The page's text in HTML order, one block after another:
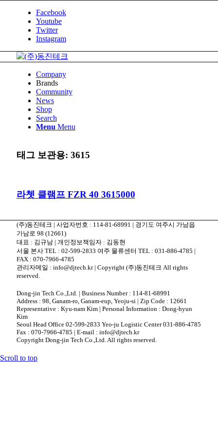
Facebook
Youtube
Twitter
Instagram
Company
Brands
Community
News
Shop
Search
Menu Menu
태그 보관용: 3615
라쳇 클램프 FZR 40 3615000
(주)동진테크 | 사업자번호 : 114-81-68991 | 경기도 여주시 가남읍
가남로 98 (12661)
대표 : 김규남 | 개인정보책임자 : 김동현
서울 본사 TEL : 02-599-2833 여주 물류센터 TEL : 031-886-4785 |
FAX : 070-7966-4785
관리자메일 : info@djtech.kr | Copyright (주)동진테크 All rights
reserved.
Dong-jin Tech Co.,Ltd. | Business Number : 114-81-68991
Address : 98, Ganam-ro, Ganam-eup, Yeoju-si | Zip Code : 12661
Representative : Kyu-nam Kim | Personal Information : Dong-hyun
Kim
Seoul Head Office 02-599-2833 Yeo-ju Logistic Center 031-886-4785
Fax : 070-7966-4785 | E-mail : info@djtech.kr
Copyright Dong-jin Tech Co.,Ltd. All rights reserved.
Scroll to top